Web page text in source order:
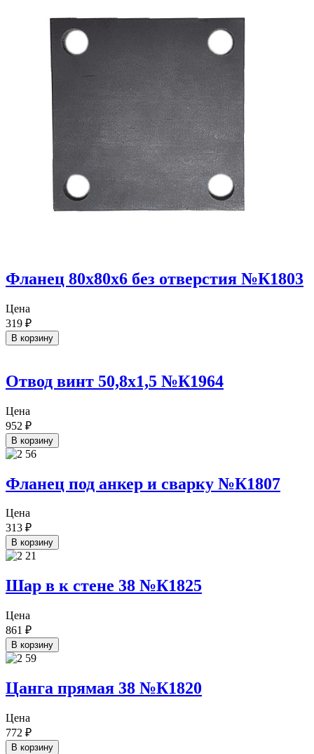
Фланец 80х80х6 без отверстия №К1803
Цена
319 ₽
В корзину
Отвод винт 50,8х1,5 №К1964
Цена
952 ₽
В корзину
Фланец под анкер и сварку №К1807
Цена
313 ₽
В корзину
Шар в к стене 38 №К1825
Цена
861 ₽
В корзину
Цанга прямая 38 №К1820
Цена
772 ₽
В корзину